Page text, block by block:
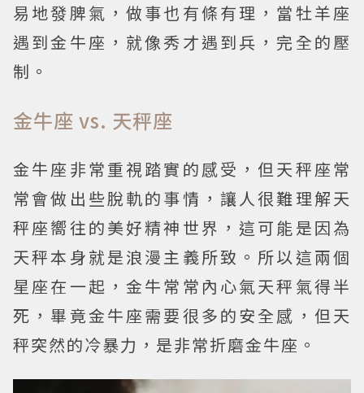
易地發脾氣，做事也有條有理，當牡羊座
遇到金牛座，就像秀才遇到兵，完全的壓
制。
金牛座 vs. 天秤座
金牛座非常重視踏實的感受，但天秤座常
常會做出些脫軌的事情，讓人很難理解天
秤座嚮往的美好精神世界，這可能是因為
天秤本身就是浪漫主義所致。所以這兩個
星座在一起，金牛常常內心氣天秤氣得半
死，畢竟金牛座需要很多的安全感，但天
秤突然的冷暴力，是非常折磨金牛座。